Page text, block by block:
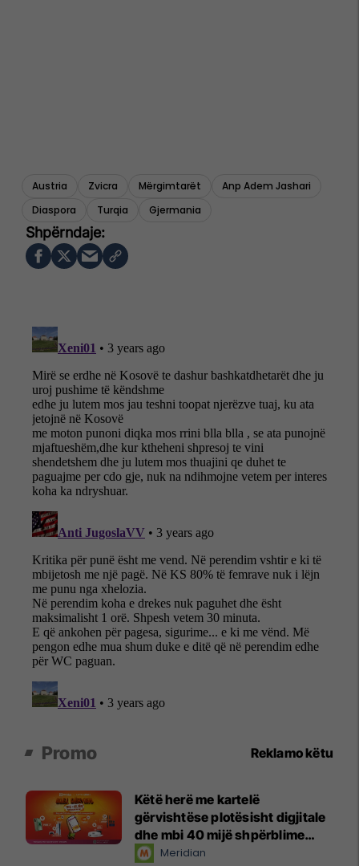
Austria Zvicra Mërgimtarët
Anp Adem Jashari
Diaspora
Turqia Gjermania
Promo Reklamo këtu
Këtë herë me kartelë
gërvishtëse plotësisht digjitale
dhe mbi 40 mijë shpërblime
instant!Meridian